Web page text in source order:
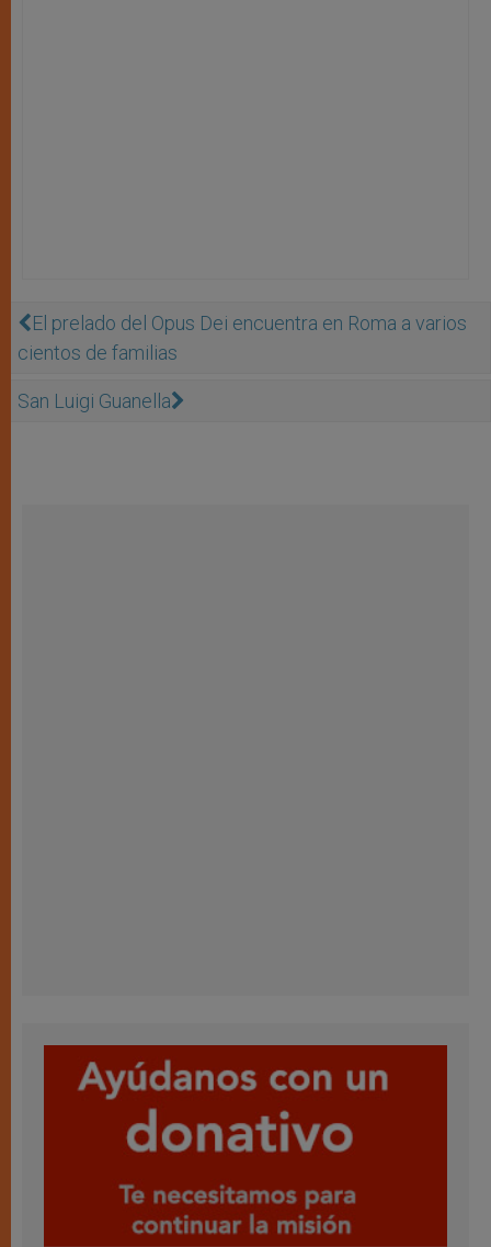
El prelado del Opus Dei encuentra en Roma a varios
cientos de familias
San Luigi Guanella